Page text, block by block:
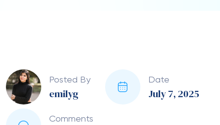
Posted By
emilyg
Date
July 7, 2025
Comments